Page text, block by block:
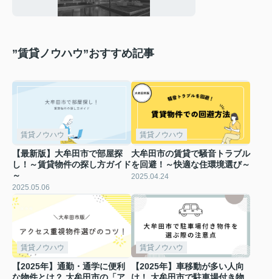
”賃貸ノウハウ”おすすめ記事
賃貸ノウハウ
【最新版】大牟田市で部屋探
し！～賃貸物件の探し方ガイド
～
2025.05.06
賃貸ノウハウ
大牟田市の賃貸で騒音トラブル
を回避！～快適な住環境選び～
2025.04.24
賃貸ノウハウ
【2025年】通勤・通学に便利
賃貸ノウハウ
【2025年】車移動が多い人向